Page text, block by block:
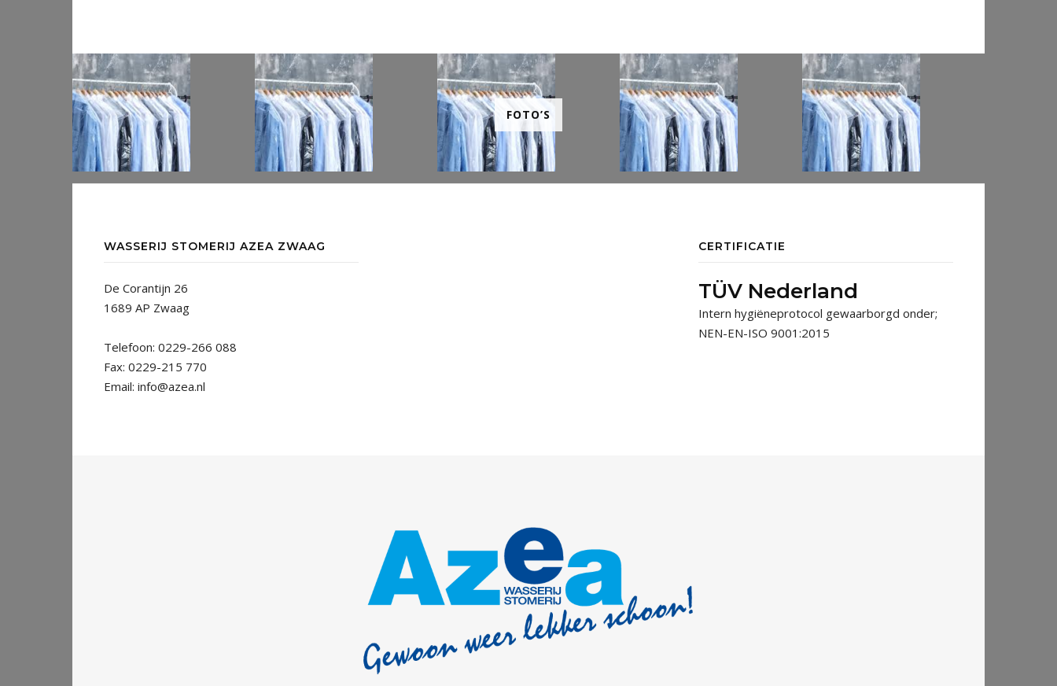
FOTO’S
WASSERIJ STOMERIJ AZEA ZWAAG
De Corantijn 26
1689 AP Zwaag
Telefoon: 0229-266 088
Fax: 0229-215 770
Email: info@azea.nl
CERTIFICATIE
TÜV Nederland
Intern hygiëneprotocol gewaarborgd onder;
NEN-EN-ISO 9001:2015